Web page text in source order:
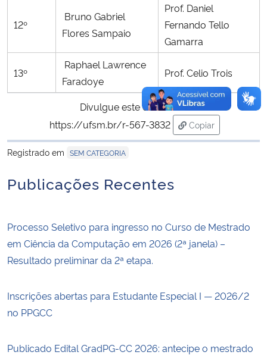
12º
Bruno Gabriel
Flores Sampaio
Prof. Daniel
Fernando Tello
Gamarra
13º
Raphael Lawrence
Faradoye
Prof. Celio Trois
Divulgue este conteúdo:
https://ufsm.br/r-567-3832
Copiar
para área de
Registrado em SEM CATEGORIA
Publicações Recentes
Processo Seletivo para ingresso no Curso de Mestrado
em Ciência da Computação em 2026 (2ª janela) –
Resultado preliminar da 2ª etapa.
Inscrições abertas para Estudante Especial I — 2026/2
no PPGCC
Publicado Edital GradPG-CC 2026: antecipe o mestrado